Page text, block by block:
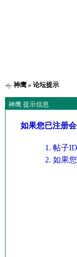
神鹰» 论坛提示
神鹰 提示信息
如果您已注册
帖子
如果